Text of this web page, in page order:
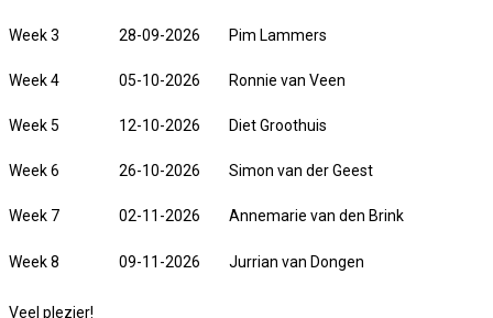
Week 3 28-09-2026 Pim Lammers
Week 4 05-10-2026 Ronnie van Veen
Week 5 12-10-2026 Diet Groothuis
Week 6 26-10-2026 Simon van der Geest
Week 7 02-11-2026 Annemarie van den Brink
Week 8 09-11-2026 Jurrian van Dongen
Veel plezier!